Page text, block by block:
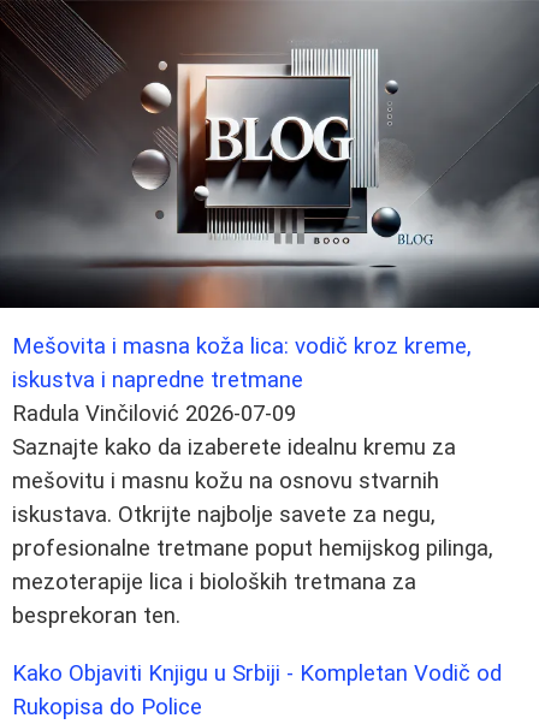
Mešovita i masna koža lica: vodič kroz kreme,
iskustva i napredne tretmane
Radula Vinčilović 2026-07-09
Saznajte kako da izaberete idealnu kremu za
mešovitu i masnu kožu na osnovu stvarnih
iskustava. Otkrijte najbolje savete za negu,
profesionalne tretmane poput hemijskog pilinga,
mezoterapije lica i bioloških tretmana za
besprekoran ten.
Kako Objaviti Knjigu u Srbiji - Kompletan Vodič od
Rukopisa do Police